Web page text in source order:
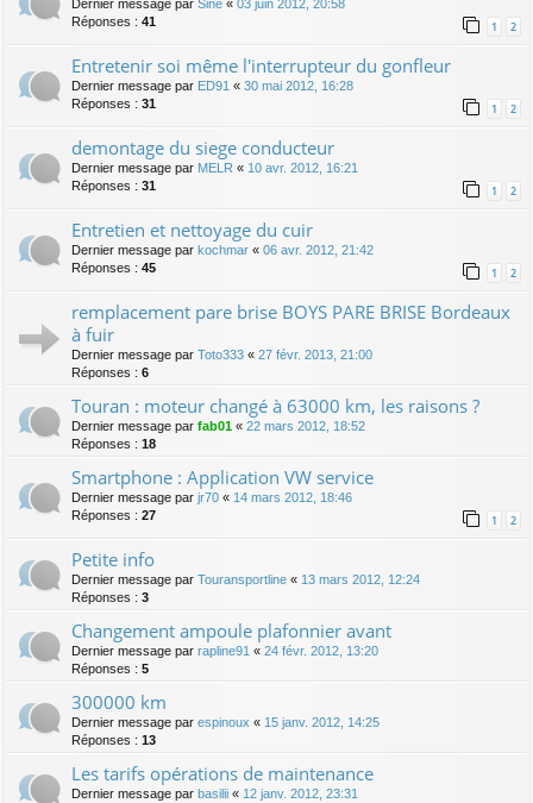
Dernier message par Sine « 03 juin 2012, 20:58
Réponses : 41 1 2
Entretenir soi même l'interrupteur du gonfleur
Dernier message par ED91 « 30 mai 2012, 16:28
Réponses : 31 1 2
demontage du siege conducteur
Dernier message par MELR « 10 avr. 2012, 16:21
Réponses : 31 1 2
Entretien et nettoyage du cuir
Dernier message par kochmar « 06 avr. 2012, 21:42
Réponses : 45 1 2
remplacement pare brise BOYS PARE BRISE Bordeaux
à fuir
Dernier message par Toto333 « 27 févr. 2013, 21:00
Réponses : 6
Touran : moteur changé à 63000 km, les raisons ?
Dernier message par fab01 « 22 mars 2012, 18:52
Réponses : 18
Smartphone : Application VW service
Dernier message par jr70 « 14 mars 2012, 18:46
Réponses : 27 1 2
Petite info
Dernier message par Touransportline « 13 mars 2012, 12:24
Réponses : 3
Changement ampoule plafonnier avant
Dernier message par rapline91 « 24 févr. 2012, 13:20
Réponses : 5
300000 km
Dernier message par espinoux « 15 janv. 2012, 14:25
Réponses : 13
Les tarifs opérations de maintenance
Dernier message par basilii « 12 janv. 2012, 23:31